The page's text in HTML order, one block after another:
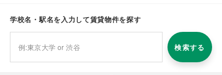
学校名・駅名を入力して賃貸物件を探す
検索する